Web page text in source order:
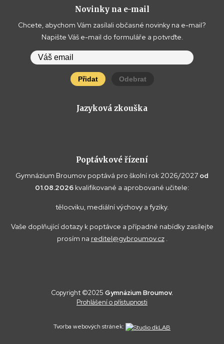
Novinky na e-mail
Chcete, abychom Vám zasílali občasné novinky na e-mail?
Napište Váš e-mail do formuláře a potvrďte.
Přidat Odebrat
Jazyková zkouška
Poptávkové řízení
Gymnázium Broumov poptává pro školní rok 2026/2027 od
01.08.2026 kvalifikované a aprobované učitele:
tělocviku, mediální výchovy a fyziky.
Vaše doplňující dotazy k poptávce a případné nabídky zasílejte
prosím na reditel@gybroumov.cz.
Tvorba webových stránek:
Copyright ©2025 Gymnázium Broumov.
Prohlášení o přístupnosti